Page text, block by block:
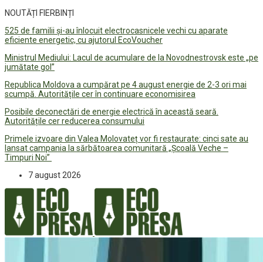
NOUTĂȚI FIERBINȚI
525 de familii și-au înlocuit electrocasnicele vechi cu aparate
eficiente energetic, cu ajutorul EcoVoucher
Ministrul Mediului: Lacul de acumulare de la Novodnestrovsk este „pe
jumătate gol”
Republica Moldova a cumpărat pe 4 august energie de 2-3 ori mai
scumpă. Autoritățile cer în continuare economisirea
Posibile deconectări de energie electrică în această seară.
Autoritățile cer reducerea consumului
Primele izvoare din Valea Molovateț vor fi restaurate: cinci sate au
lansat campania la sărbătoarea comunitară „Școală Veche –
Timpuri Noi”
7 august 2026